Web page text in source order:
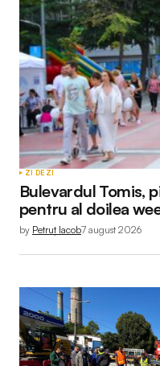
ZI DE ZI
Bulevardul Tomis,
pentru al doilea
by Petruț Iacob7 august 2026